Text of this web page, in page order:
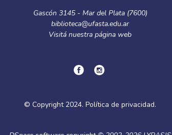
Gascón 3145 - Mar del Plata (7600)
biblioteca@ufasta.edu.ar
Visitá nuestra página web
© Copyright 2024. Política de privacidad.